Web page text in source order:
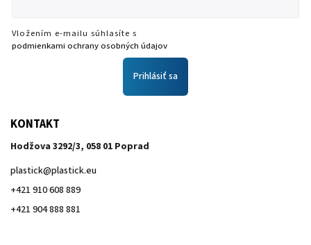
Vložením e-mailu súhlasíte s
podmienkami ochrany osobných údajov
Prihlásiť sa
KONTAKT
Hodžova 3292/3, 058 01 Poprad
plastick@plastick.eu
+421 910 608 889
+421 904 888 881